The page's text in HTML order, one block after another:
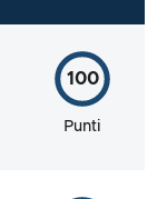
100
Punti